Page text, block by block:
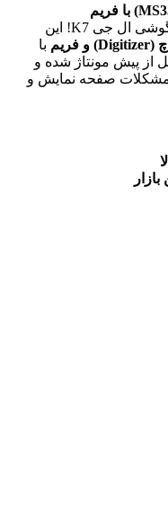
یک راه‌حل کامل و حرفه‌ای برای تعمیر گوشی ال جی K7! این
با
از پیش مونتاژ شده و
صفحه نمایش و